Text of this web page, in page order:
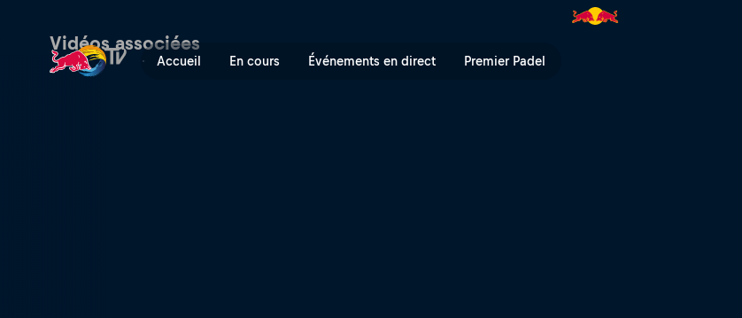
Accueil En cours Événements en direct Premier Padel
Les runs gagnants de la Descente à Rotorua | Red Bull
Vidéos associées